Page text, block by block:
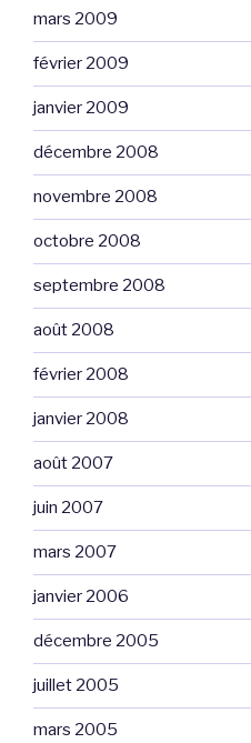
mars 2009
février 2009
janvier 2009
décembre 2008
novembre 2008
octobre 2008
septembre 2008
août 2008
février 2008
janvier 2008
août 2007
juin 2007
mars 2007
janvier 2006
décembre 2005
juillet 2005
mars 2005